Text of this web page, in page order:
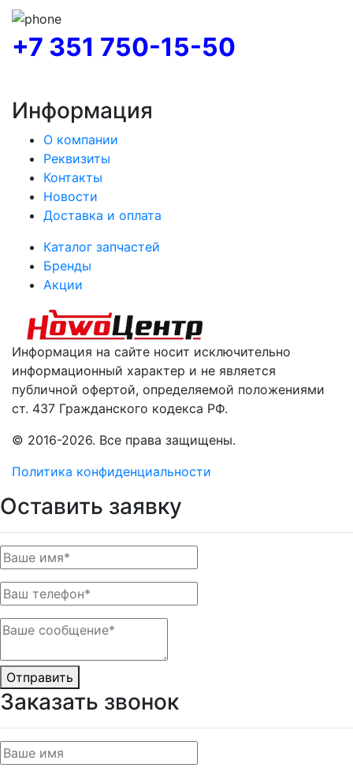
Информация на сайте носит исключительно
информационный характер и не является
публичной офертой, определяемой положениями
ст. 437 Гражданского кодекса РФ.
+7 351 750-15-50
Информация
О компании
Реквизиты
Контакты
Новости
Доставка и оплата
Каталог запчастей
Бренды
Акции
© 2016-2026. Все права защищены.
Политика конфиденциальности
Оставить заявку
Отправить
Заказать звонок